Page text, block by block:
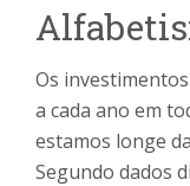
Os
a cada ano em
estamos longe
Segundo dados